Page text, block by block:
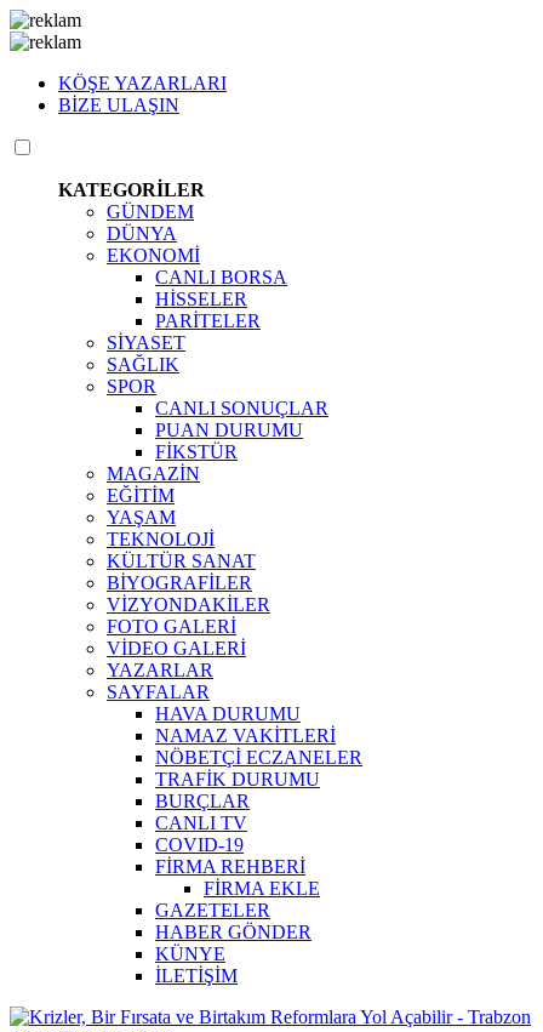
KÖŞE YAZARLARI
BİZE ULAŞIN
KATEGORİLER
GÜNDEM
DÜNYA
EKONOMİ
CANLI BORSA
HİSSELER
PARİTELER
SİYASET
SAĞLIK
SPOR
CANLI SONUÇLAR
PUAN DURUMU
FİKSTÜR
MAGAZİN
EĞİTİM
YAŞAM
TEKNOLOJİ
KÜLTÜR SANAT
BİYOGRAFİLER
VİZYONDAKİLER
FOTO GALERİ
VİDEO GALERİ
YAZARLAR
SAYFALAR
HAVA DURUMU
NAMAZ VAKİTLERİ
NÖBETÇİ ECZANELER
TRAFİK DURUMU
BURÇLAR
CANLI TV
COVID-19
FİRMA REHBERİ
FİRMA EKLE
GAZETELER
HABER GÖNDER
KÜNYE
İLETİŞİM